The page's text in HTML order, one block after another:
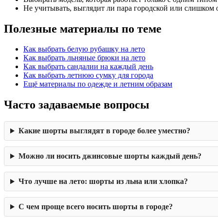
Не учитывать, выглядит ли пара городской или слишком
Полезные материалы по теме
Как выбрать белую рубашку на лето
Как выбрать льняные брюки на лето
Как выбрать сандалии на каждый день
Как выбрать летнюю сумку для города
Ещё материалы по одежде и летним образам
Часто задаваемые вопросы
Какие шорты выглядят в городе более уместно?
Можно ли носить джинсовые шорты каждый день?
Что лучше на лето: шорты из льна или хлопка?
С чем проще всего носить шорты в городе?